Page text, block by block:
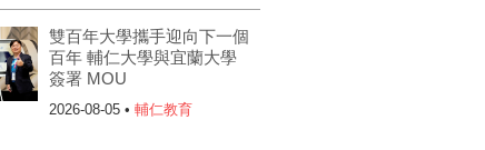
雙百年大學攜手迎向下一個
百年 輔仁大學與宜蘭大學
簽署 MOU
2026-08-05 • 輔仁教育